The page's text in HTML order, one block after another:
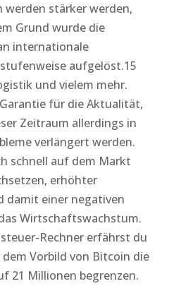
werden stärker werden,
Grund wurde die
internationale
aufgelöst.15
und vielem mehr.
für die Aktualität,
Zeitraum allerdings in
verlängert werden.
schnell auf dem Markt
erhöhter
damit einer negativen
Wirtschaftswachstum.
Rechner erfährst du
Vorbild von Bitcoin die
21 Millionen begrenzen.